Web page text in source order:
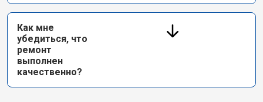
Как мне
убедиться, что
ремонт
выполнен
качественно?